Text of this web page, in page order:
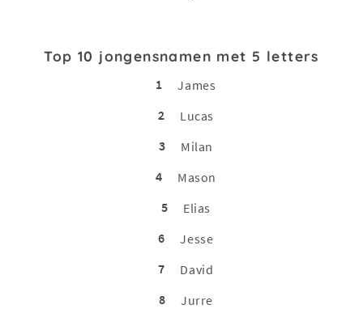
Top 10 jongensnamen met 5 letters
1
James
2
Lucas
3
Milan
4
Mason
5
Elias
6
Jesse
7
David
8
Jurre